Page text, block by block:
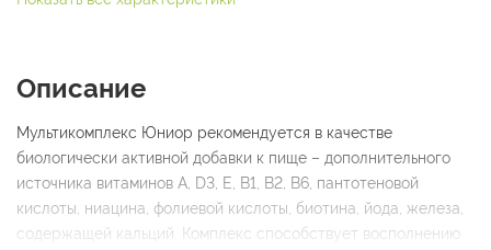
Описание
Мультикомплекс Юниор рекомендуется в качестве
биологически активной добавки к пище – дополнительного
источника витаминов A, D3, Е, B1, B2, B6, пантотеновой
кислоты, ниацина, фолиевой кислоты, биотина, йода, железа,
содержащей кальций. Комплекс способствует восполнению